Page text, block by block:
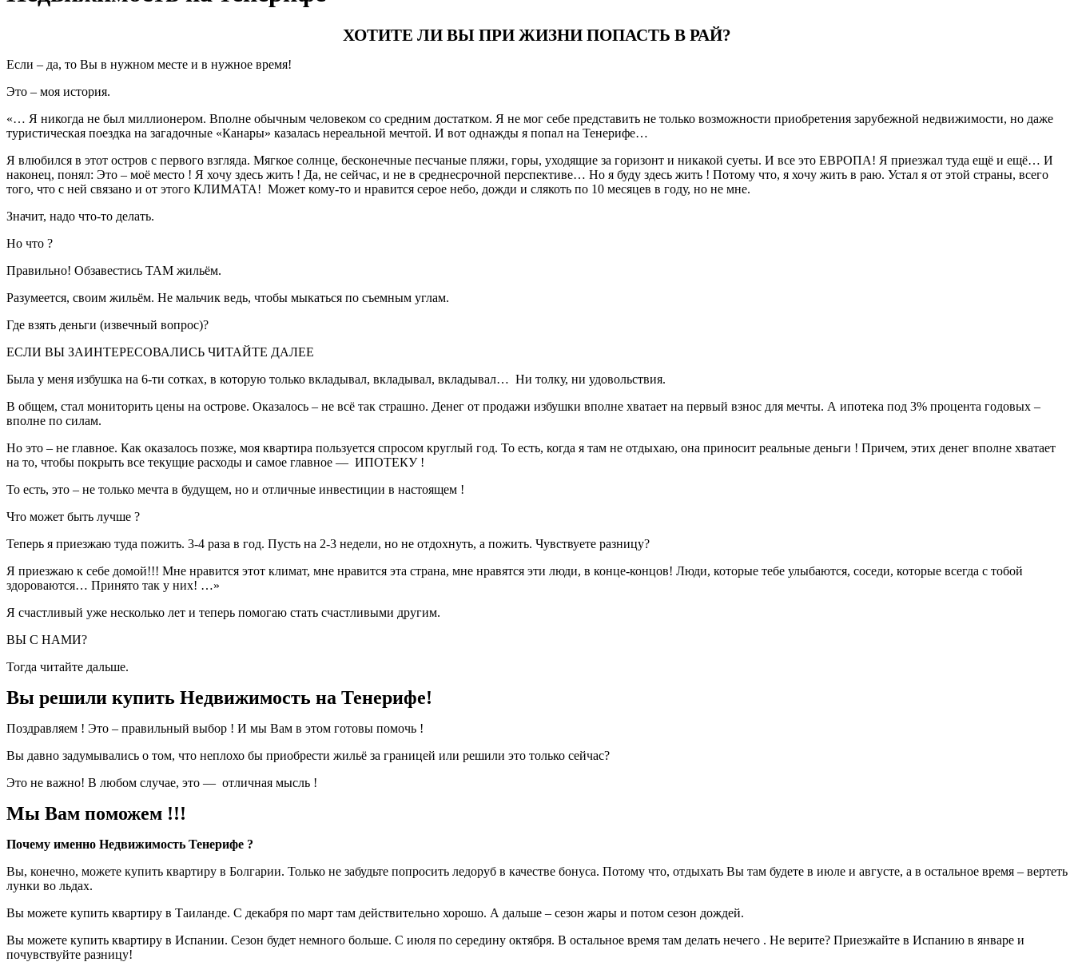
ХОТИТЕ ЛИ ВЫ ПРИ ЖИЗНИ ПОПАСТЬ В РАЙ?
Если – да, то Вы в нужном месте и в нужное время!
Это – моя история.
«… Я никогда не был миллионером. Вполне обычным человеком со средним достатком. Я не мог себе представить не только возможности приобретения зарубежной недвижимости, но даже
туристическая поездка на загадочные «Канары» казалась нереальной мечтой. И вот однажды я попал на Тенерифе…
Я влюбился в этот остров с первого взгляда. Мягкое солнце, бесконечные песчаные пляжи, горы, уходящие за горизонт и никакой суеты. И все это ЕВРОПА! Я приезжал туда ещё и ещё… И
наконец, понял: Это – моё место ! Я хочу здесь жить ! Да, не сейчас, и не в среднесрочной перспективе… Но я буду здесь жить ! Потому что, я хочу жить в раю. Устал я от этой страны, всего
того, что с ней связано и от этого КЛИМАТА! Может кому-то и нравится серое небо, дожди и слякоть по 10 месяцев в году, но не мне.
Значит, надо что-то делать.
Но что ?
Правильно! Обзавестись ТАМ жильём.
Разумеется, своим жильём. Не мальчик ведь, чтобы мыкаться по съемным углам.
Где взять деньги (извечный вопрос)?
ЕСЛИ ВЫ ЗАИНТЕРЕСОВАЛИСЬ ЧИТАЙТЕ ДАЛЕЕ
Была у меня избушка на 6-ти сотках, в которую только вкладывал, вкладывал, вкладывал… Ни толку, ни удовольствия.
В общем, стал мониторить цены на острове. Оказалось – не всё так страшно. Денег от продажи избушки вполне хватает на первый взнос для мечты. А ипотека под 3% процента годовых –
вполне по силам.
Но это – не главное. Как оказалось позже, моя квартира пользуется спросом круглый год. То есть, когда я там не отдыхаю, она приносит реальные деньги ! Причем, этих денег вполне хватает
на то, чтобы покрыть все текущие расходы и самое главное — ИПОТЕКУ !
То есть, это – не только мечта в будущем, но и отличные инвестиции в настоящем !
Что может быть лучше ?
Теперь я приезжаю туда пожить. 3-4 раза в год. Пусть на 2-3 недели, но не отдохнуть, а пожить. Чувствуете разницу?
Я приезжаю к себе домой!!! Мне нравится этот климат, мне нравится эта страна, мне нравятся эти люди, в конце-концов! Люди, которые тебе улыбаются, соседи, которые всегда с тобой
здороваются… Принято так у них! …»
Я счастливый уже несколько лет и теперь помогаю стать счастливыми другим.
ВЫ С НАМИ?
Тогда читайте дальше.
Вы решили купить Недвижимость на Тенерифе!
Поздравляем ! Это – правильный выбор ! И мы Вам в этом готовы помочь !
Вы давно задумывались о том, что неплохо бы приобрести жильё за границей или решили это только сейчас?
Это не важно! В любом случае, это — отличная мысль !
Мы Вам поможем !!!
Почему именно Недвижимость Тенерифе ?
Вы, конечно, можете купить квартиру в Болгарии. Только не забудьте попросить ледоруб в качестве бонуса. Потому что, отдыхать Вы там будете в июле и августе, а в остальное время – вертеть
лунки во льдах.
Вы можете купить квартиру в Таиланде. С декабря по март там действительно хорошо. А дальше – сезон жары и потом сезон дождей.
Вы можете купить квартиру в Испании. Сезон будет немного больше. С июля по середину октября. В остальное время там делать нечего . Не верите? Приезжайте в Испанию в январе и
почувствуйте разницу!